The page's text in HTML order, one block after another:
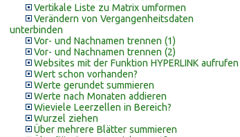
Vertikale Liste zu Matrix umformen
Verändern von Vergangenheitsdaten
unterbinden
Vor- und Nachnamen trennen (1)
Vor- und Nachnamen trennen (2)
Websites mit der Funktion HYPERLINK aufrufen
Wert schon vorhanden?
Werte gerundet summieren
Werte nach Monaten addieren
Wieviele Leerzellen in Bereich?
Wurzel ziehen
Über mehrere Blätter summieren